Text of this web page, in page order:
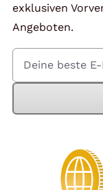
exklusiven
Angeboten.